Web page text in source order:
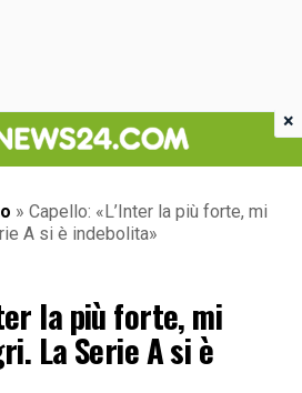
» Capello: «L’Inter la più forte, mi
A si è indebolita»
la più forte, mi
La Serie A si è
×